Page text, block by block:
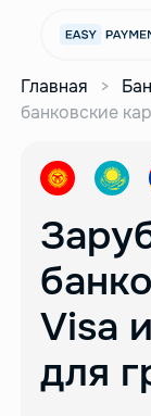
Главная >
банковские
Visa
для